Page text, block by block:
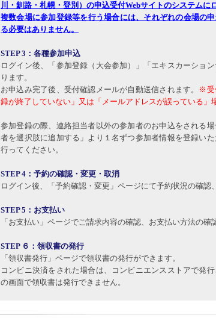
川・釧路・札幌・登別）の申込受付Webサイトのシステムに
複数会場に参加登録等を行う場合には、それぞれの会場の
る必要はありません。
STEP 3：各種参加申込
ログイン後、「参加登録（大会参加）」「エキスカーショ
ります。
お申込み完了後、受付確認メールが自動送信されます。
※受
録が終了していない」又は「メールアドレスが誤っている」
参加登録の際、連絡担当者以外の参加者のお申込をされる
者を選択肢に追加する」より１名ずつ参加者情報を登録い
行ってください。
STEP 4：予約の確認・変更・取消
ログイン後、「予約確認・変更」ページにて予約状況の確認
STEP 5：お支払い
「お支払い」ページでご請求内容の確認、お支払い方法の確
STEP ６：領収書の発行
「領収書発行」ページで領収書の発行ができます。
コンビニ決済をされた場合は、コンビニエンスストアで発
の画面で領収書は発行できません。